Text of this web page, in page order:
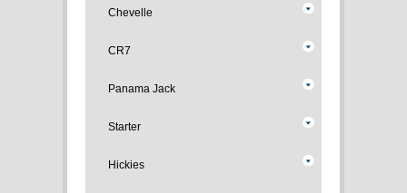
Chevelle
CR7
Panama Jack
Starter
Hickies